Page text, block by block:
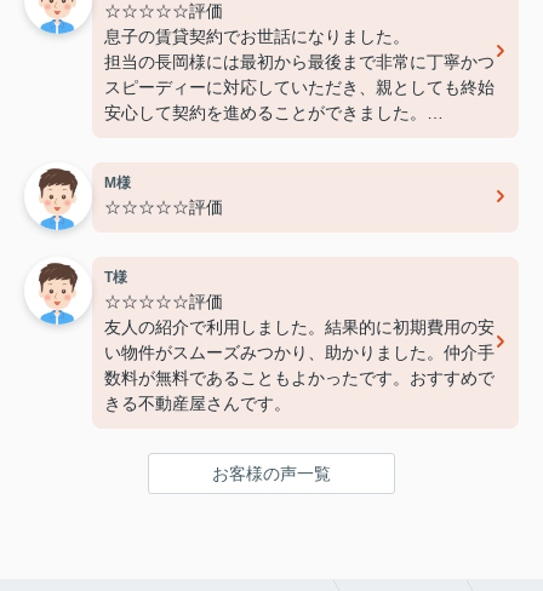
☆☆☆☆☆評価
息子の賃貸契約でお世話になりました。
担当の長岡様には最初から最後まで非常に丁寧かつ
スピーディーに対応していただき、親としても終始
安心して契約を進めることができました。
また機会があればぜひ利用させていただきたいと思
います。本当にありがとうございました！
M様
☆☆☆☆☆評価
T様
☆☆☆☆☆評価
友人の紹介で利用しました。結果的に初期費用の安
い物件がスムーズみつかり、助かりました。仲介手
数料が無料であることもよかったです。おすすめで
きる不動産屋さんです。
お客様の声一覧